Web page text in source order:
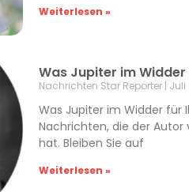
Weiterlesen »
Was Jupiter im
Nachrichten Star Reporter Juli
Was Jupiter im Widder
Nachrichten, die der
hat. Bleiben Sie auf
Weiterlesen »